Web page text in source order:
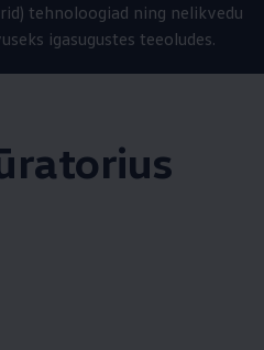
tehnoloogiad ning nelikvedu
igasugustes teeoludes.